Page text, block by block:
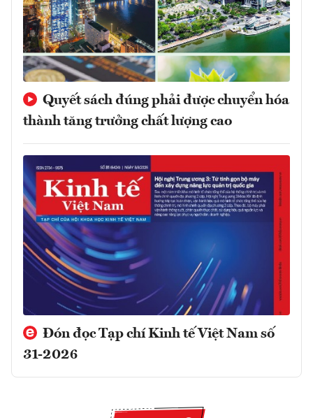
Quyết sách đúng phải được chuyển hóa
thành tăng trưởng chất lượng cao
Đón đọc Tạp chí Kinh tế Việt Nam số
31-2026